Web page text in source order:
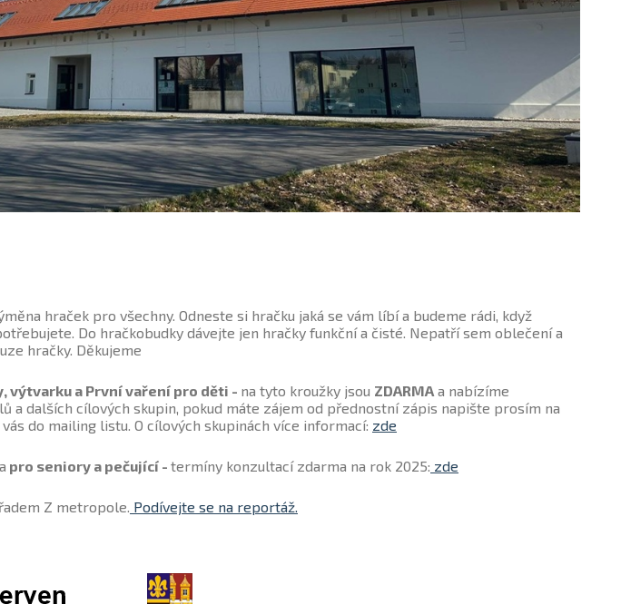
hraček pro všechny. Odneste si hračku jaká se vám líbí a budeme rádi, když
Do hračkobudky dávejte jen hračky funkční a čisté. Nepatří sem oblečení a
hračky. Děkujeme
výtvarku a První vaření pro děti - na tyto kroužky jsou ZDARMA a nabízíme
a dalších cílových skupin, pokud máte zájem od přednostní zápis napište prosím na
do mailing listu. O cílových skupinách více informací: zde
pro seniory a pečující - termíny konzultací zdarma na rok 2025: zde
Z metropole. Podívejte se na reportáž.